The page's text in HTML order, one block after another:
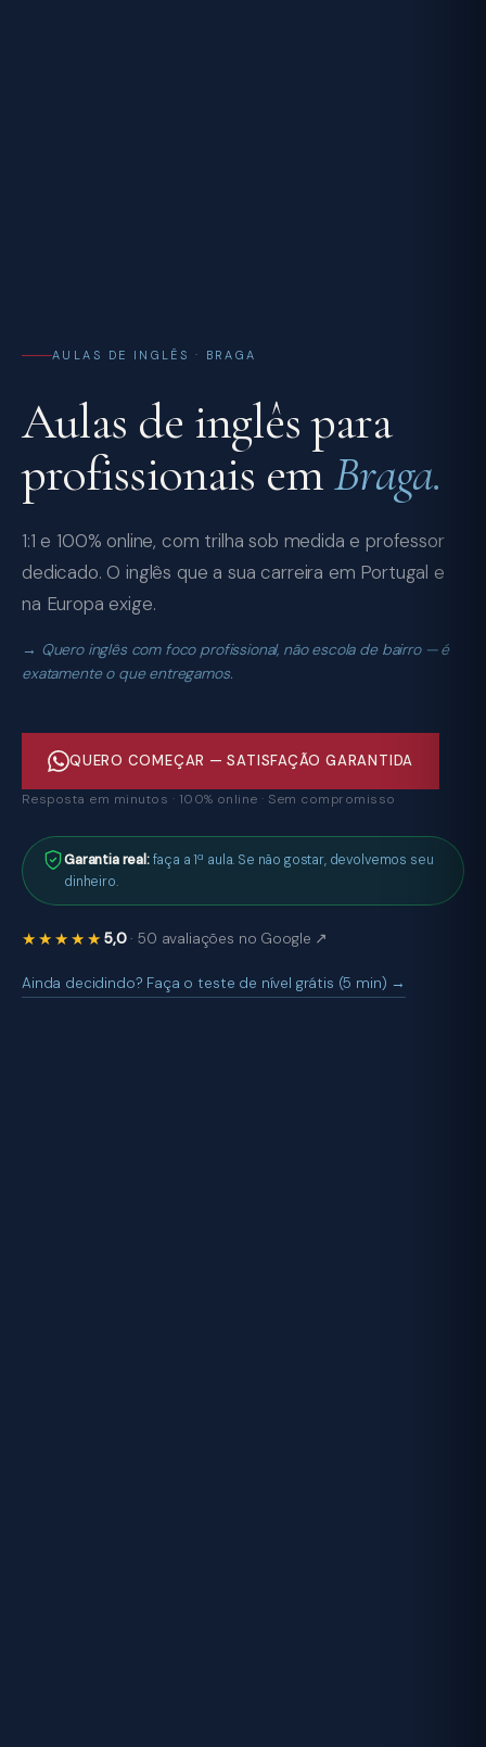
AULAS DE INGLÊS · BRAGA
Aulas de inglês para
profissionais emBraga.
1:1 e 100% online, com trilha sob medida e professor
dedicado. O inglês que a sua carreira em Portugal e
na Europa exige.
Quero inglês com foco profissional, não escola de bairro — é
exatamente o que entregamos.
QUERO COMEÇAR — SATISFAÇÃO GARANTIDA
Resposta em minutos · 100% online · Sem compromisso
Garantia real:faça a 1ª aula. Se não gostar, devolvemos seu
dinheiro.
★★★★★ 5,0· 50 avaliações no Google ↗
Ainda decidindo? Faça o teste de nível grátis (5 min) →